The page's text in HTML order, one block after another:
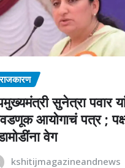
राजकारण
सुनेत्रा पवार
आयोगाचं पत्र ;
वेग
kshitijmagazineandnews